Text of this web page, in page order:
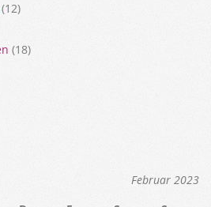
(12)
(18)
Februar 2023